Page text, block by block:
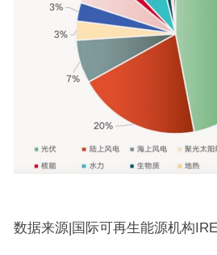
数据来源|国际可再生能源机构